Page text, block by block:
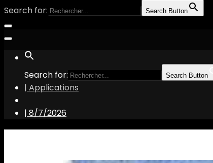
Search for: Search Button
Search for: Search Button
| Applications
| 8/7/2026